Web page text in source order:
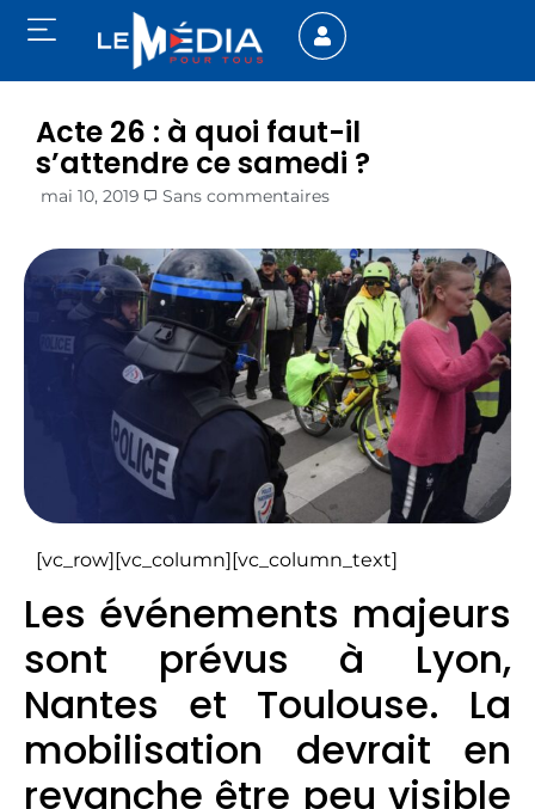
Acte 26 : à quoi faut-il
s’attendre ce samedi ?
mai 10, 2019 Sans commentaires
[vc_row][vc_column][vc_column_text]
Les événements majeurs
sont prévus à Lyon,
Nantes et Toulouse. La
mobilisation devrait en
revanche être peu visible